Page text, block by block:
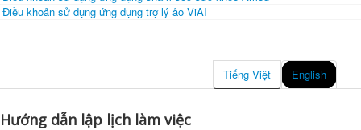
Điều khoản sử dụng ứng dụng trợ lý ảo ViAI
English
Tiếng Việt
Hướng dẫn lập lịch làm việc